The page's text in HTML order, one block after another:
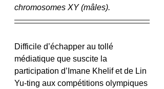
chromosomes XY (mâles).
Difficile d’échapper au tollé
médiatique que suscite la
participation d’Imane Khelif et de Lin
Yu-ting aux compétitions olympiques